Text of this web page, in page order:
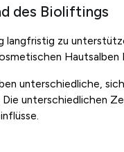
des Bioliftings
langfristig zu
Hautsalben
unterschiedliche,
unterschiedlichen